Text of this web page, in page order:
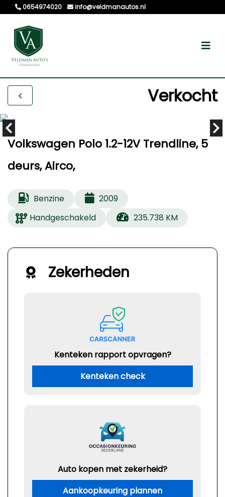
0654974020 info@veldmanautos.nl
Verkocht
Volkswagen Polo 1.2-12V Trendline, 5
deurs, Airco,
Benzine
2009
Handgeschakeld
235.738 KM
Zekerheden
Kenteken rapport opvragen?
Kenteken check
Auto kopen met zekerheid?
Aankoopkeuring plannen